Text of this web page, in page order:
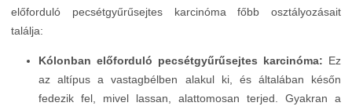
előforduló pecsétgyűrűsejtes karcinóma főbb osztályozásait
találja:
Kólonban előforduló pecsétgyűrűsejtes karcinóma: Ez
az altípus a vastagbélben alakul ki, és általában későn
fedezik fel, mivel lassan, alattomosan terjed. Gyakran a